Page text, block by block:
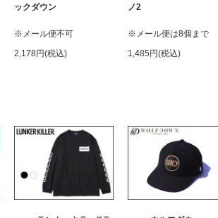
ックダウン
※メール便不可
2,178円(税込)
ノ2
※メール便は8個まで
1,485円(税込)